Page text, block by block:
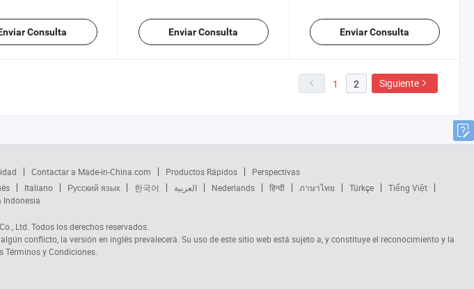
Consulta Enviar Consulta Enviar Consulta
1 2 Siguiente
Contactar a Made-in-China.com Productos Rápidos
Perspectivas
Italiano Русский язык 한국어 العربية Nederlands हिन्दी ภาษาไทย Türkçe
Tiếng Việt
Indonesia
Ltd. Todos los derechos reservados.
conflicto, la versión en inglés prevalecerá. Su uso de este sitio web está sujeto a, y constituye el reconocimiento y la
Términos y Condiciones.